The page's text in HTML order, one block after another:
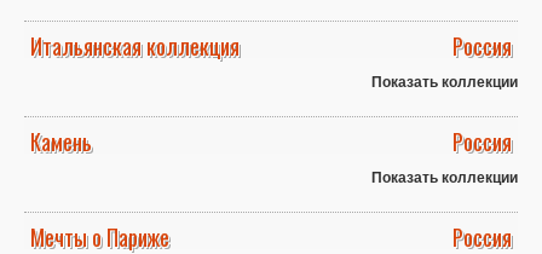
Итальянская коллекция Россия
Показать коллекции
Камень Россия
Показать коллекции
Мечты о Париже Россия